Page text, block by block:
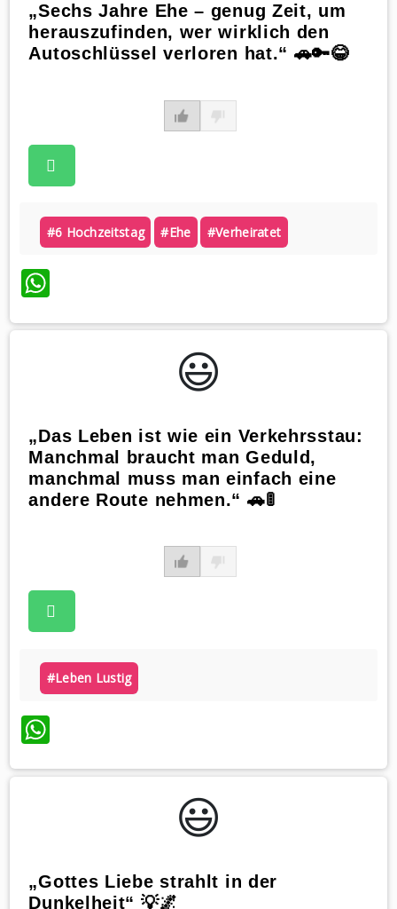
„Sechs Jahre Ehe – genug Zeit, um
herauszufinden, wer wirklich den
Autoschlüssel verloren hat.“ 🚗🔑😂
#6 Hochzeitstag #ehe #verheiratet
WhatsApp
😃️
„Das Leben ist wie ein Verkehrsstau:
Manchmal braucht man Geduld,
manchmal muss man einfach eine
andere Route nehmen.“ 🚗🚦
#leben Lustig
WhatsApp
😃️
„Gottes Liebe strahlt in der
Dunkelheit“ 💡🌌